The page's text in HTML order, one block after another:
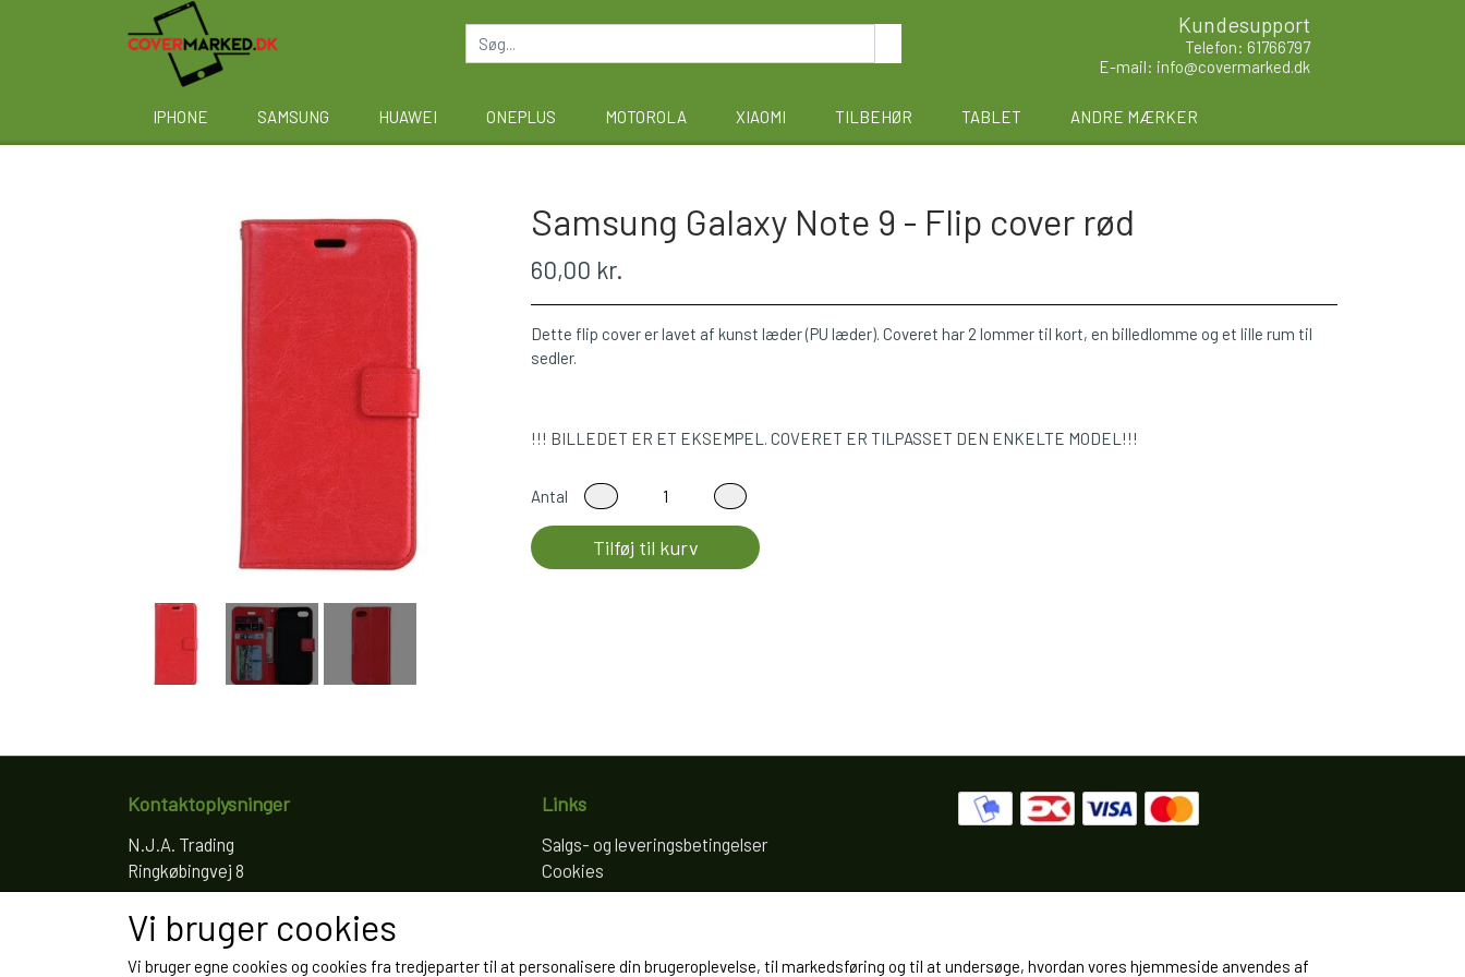
Kundesupport
Telefon: 61766797
E-mail: info@covermarked.dk
IPHONE SAMSUNG HUAWEI ONEPLUS MOTOROLA XIAOMI TILBEHØR TABLET ANDRE MÆRKER
Samsung Galaxy Note 9 - Flip cover rød
60,00 kr.
Dette flip cover er lavet af kunst læder (PU læder). Coveret har 2 lommer til kort, en billedlomme og et lille rum til
sedler.
!!! BILLEDET ER ET EKSEMPEL. COVERET ER TILPASSET DEN ENKELTE MODEL!!!
Antal
Tilføj til kurv
Kontaktoplysninger
N.J.A. Trading
Ringkøbingvej 8
4200 Slagelse
Telefon: 61766797
CVR: 35022155
Links
Salgs- og leveringsbetingelser
Cookies
Fortrydelse og reklamation
Vi bruger cookies
Vi bruger egne cookies og cookies fra tredjeparter til at personalisere din brugeroplevelse, til markedsføring og til at undersøge, hvordan vores hjemmeside anvendes af